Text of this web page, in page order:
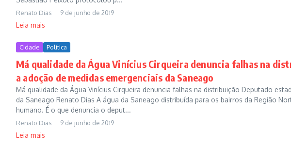
Renato Dias 9 de junho de 2019
Leia mais
Cidade Política
Má qualidade da Água Vinícius Cirqueira denuncia falhas na
a adoção de medidas emergenciais da Saneago
Má qualidade da Água Vinícius Cirqueira denuncia falhas na distribuição Deputado
da Saneago Renato Dias A água da Saneago distribuída para os bairros da Região
humano. É o que denuncia o deput...
Renato Dias 9 de junho de 2019
Leia mais